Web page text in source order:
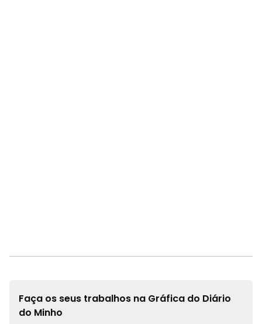
Faça os seus trabalhos na Gráfica do Diário
do Minho